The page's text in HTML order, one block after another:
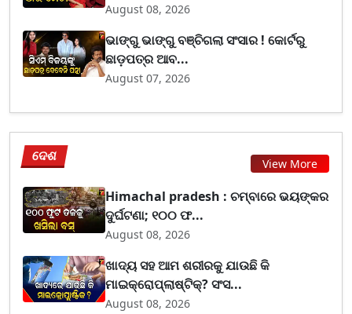
August 08, 2026
ଭାଙ୍ଗୁ ଭାଙ୍ଗୁ ବଞ୍ଚିଗଲା ସଂସାର ! କୋର୍ଟରୁ
ଛାଡ଼ପତ୍ର ଆବ...
August 07, 2026
ଦେଶ View More
Himachal pradesh : ଚମ୍ବାରେ ଭୟଙ୍କର
ଦୁର୍ଘଟଣା; ୧୦୦ ଫ...
August 08, 2026
ଖାଦ୍ୟ ସହ ଆମ ଶରୀରକୁ ଯାଉଛି କି
ମାଇକ୍ରୋପ୍ଲାଷ୍ଟିକ୍? ସଂସ...
August 08, 2026